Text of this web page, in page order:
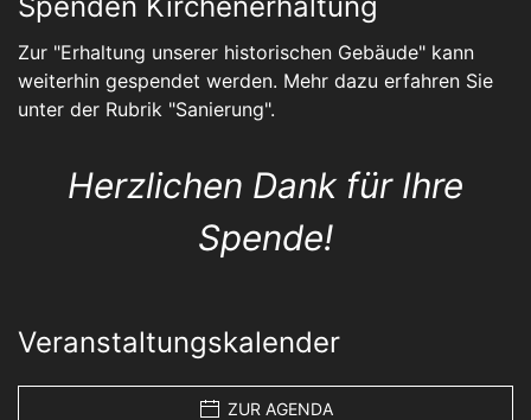
Zur "Erhaltung unserer historischen Gebäude" kann
weiterhin gespendet werden. Mehr dazu erfahren Sie
unter der Rubrik "Sanierung".
Herzlichen Dank für Ihre
Spende!
Veranstaltungskalender
ZUR AGENDA